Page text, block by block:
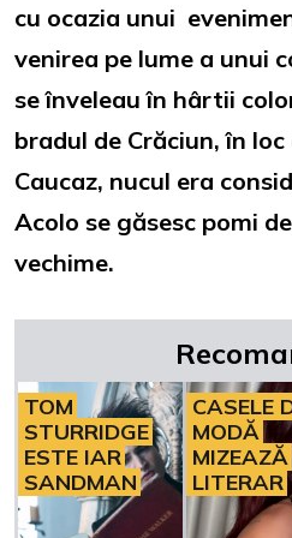
cu ocazia unui
venirea pe lume a unui
se înveleau în hârtii
bradul de Crăciun, în
Caucaz, nucul era
Acolo se găsesc pomi
vechime.
TOM
STURRIDGE
ESTE IAR
SANDMAN
CASELE
MODĂ
MIZEAZĂ
LITERAR